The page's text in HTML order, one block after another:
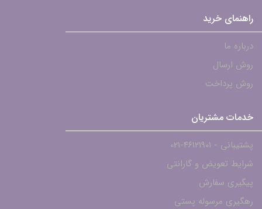
راهنمای خرید
درباره ما
روش ارسال
روش پرداخت
خدمات مشتریان
پشتیبانی - ۴۶۱۲۱۹۰۱-021
شرایط تعویض و گارانتی
پیگیری سفارش
رهگیری مرسوله پستی